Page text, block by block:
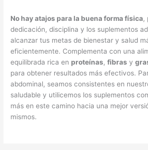
No hay atajos para la buena forma física,
dedicación, disciplina y los suplementos
alcanzar tus metas de bienestar y salud
eficientemente. Complementa con una
equilibrada rica en proteínas,fibras y
para obtener resultados más efectivos.
abdominal, seamos consistentes en
saludable y utilicemos los suplementos
más en este camino hacia una mejor
mismos.